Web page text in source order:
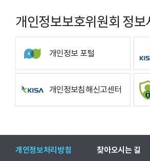
개인정보보호위원회 정보
개인정보 포털
개인정보침해신고센터
개인정보처리방침 찾아오시는 길